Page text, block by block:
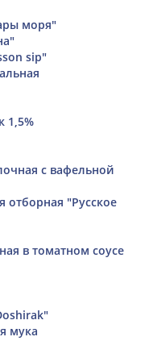
моря"
sip"
1,5%
с вафельной
отборная "Русское
в томатном соусе
мука